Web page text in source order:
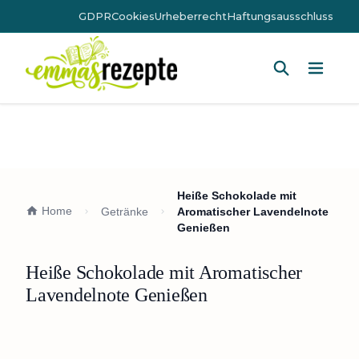
GDPRCookiesUrheberrechtHaftungsausschluss
Home Getränke
Heiße Schokolade mit
Aromatischer Lavendelnote
Genießen
Heiße Schokolade mit Aromatischer
Lavendelnote Genießen